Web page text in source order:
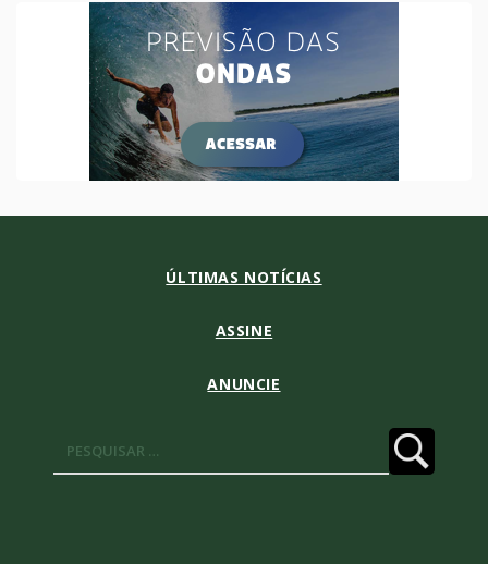
ÚLTIMAS NOTÍCIAS
ASSINE
ANUNCIE
por: